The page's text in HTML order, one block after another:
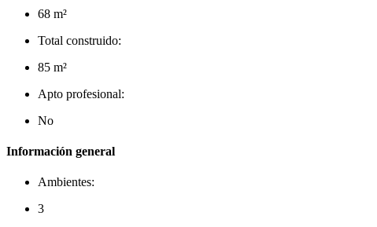
68 m²
Total construido:
85 m²
Apto profesional:
No
Información general
Ambientes:
3